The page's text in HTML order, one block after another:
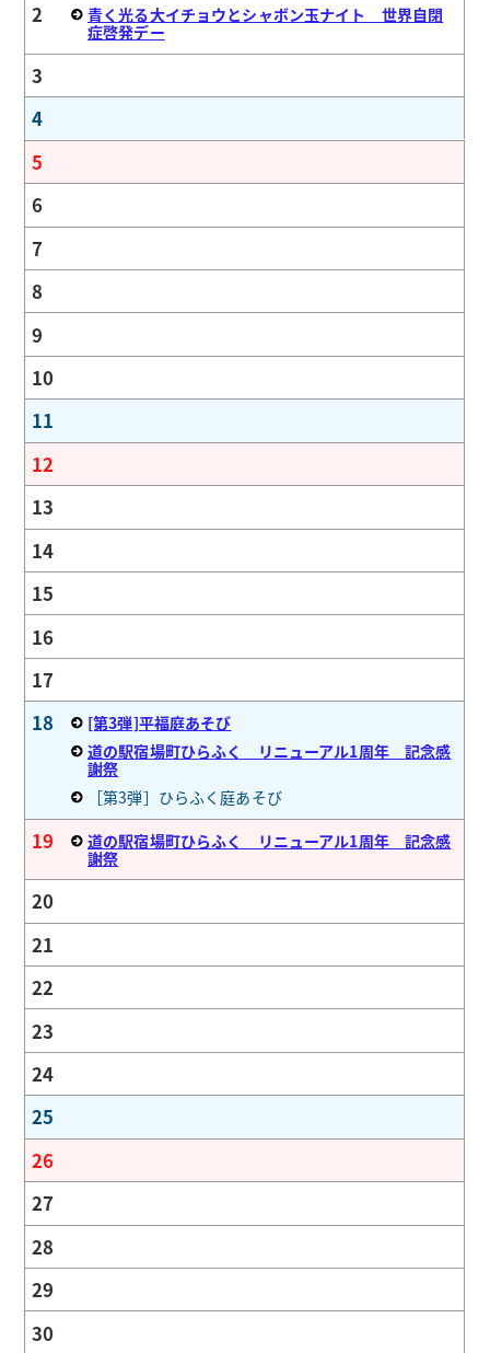
2
青く光る大イチョウとシャボン玉ナイト 世界自閉
症啓発デー
3
4
5
6
7
8
9
10
11
12
13
14
15
16
17
18
[第3弾]平福庭あそび
道の駅宿場町ひらふく リニューアル1周年 記念感
謝祭
［第3弾］ひらふく庭あそび
19
道の駅宿場町ひらふく リニューアル1周年 記念感
謝祭
20
21
22
23
24
25
26
27
28
29
30